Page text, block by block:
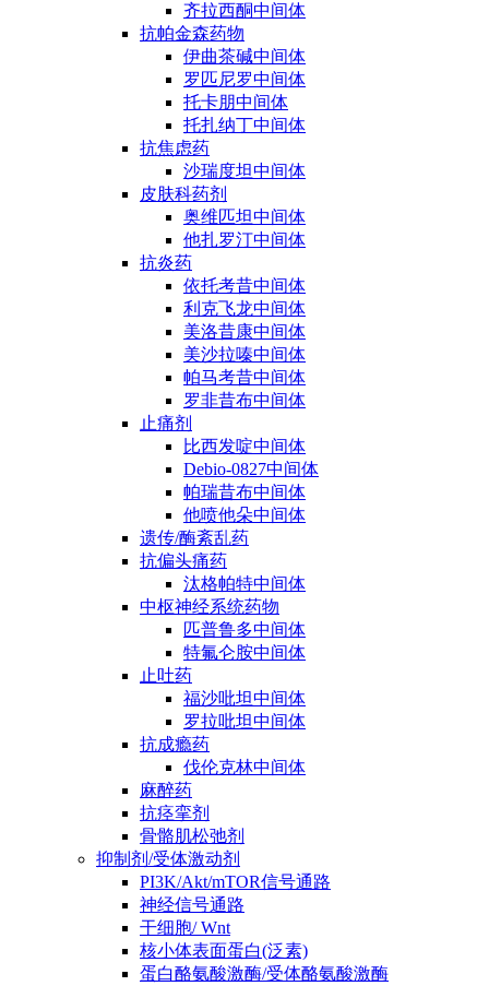
齐拉西酮中间体
抗帕金森药物
伊曲茶碱中间体
罗匹尼罗中间体
托卡朋中间体
托扎纳丁中间体
抗焦虑药
沙瑞度坦中间体
皮肤科药剂
奥维匹坦中间体
他扎罗汀中间体
抗炎药
依托考昔中间体
利克飞龙中间体
美洛昔康中间体
美沙拉嗪中间体
帕马考昔中间体
罗非昔布中间体
止痛剂
比西发啶中间体
Debio-0827中间体
帕瑞昔布中间体
他喷他朵中间体
遗传/酶紊乱药
抗偏头痛药
汰格帕特中间体
中枢神经系统药物
匹普鲁多中间体
特氟仑胺中间体
止吐药
福沙吡坦中间体
罗拉吡坦中间体
抗成瘾药
伐伦克林中间体
麻醉药
抗痉挛剂
骨骼肌松弛剂
抑制剂/受体激动剂
PI3K/Akt/mTOR信号通路
神经信号通路
干细胞/ Wnt
核小体表面蛋白(泛素)
蛋白酪氨酸激酶/受体酪氨酸激酶